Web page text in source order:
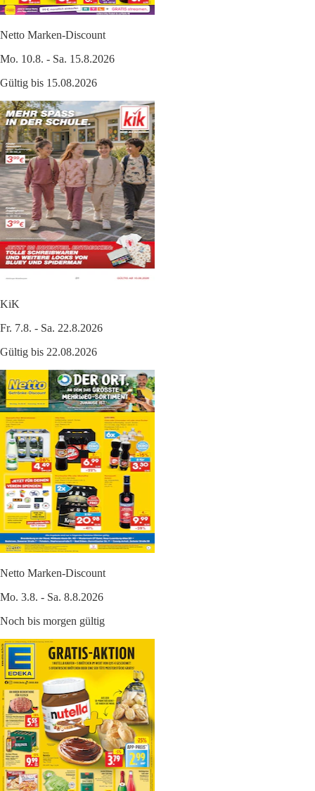
Netto Marken-Discount
Mo. 10.8. - Sa. 15.8.2026
Gültig bis 15.08.2026
KiK
Fr. 7.8. - Sa. 22.8.2026
Gültig bis 22.08.2026
Netto Marken-Discount
Mo. 3.8. - Sa. 8.8.2026
Noch bis morgen gültig